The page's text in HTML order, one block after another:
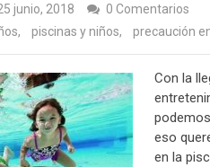
junio, 2018
0 Comentarios
, piscinas y niños, precaución
Con la
eso
en la